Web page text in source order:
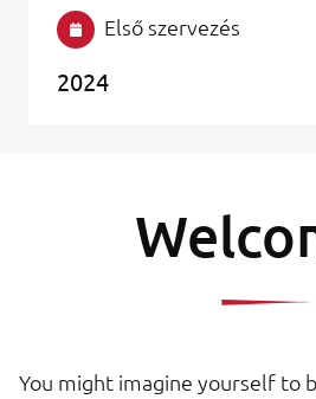
Első szervezés
2024
You might imagine yourself to